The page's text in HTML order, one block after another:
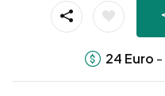
24 Euro -